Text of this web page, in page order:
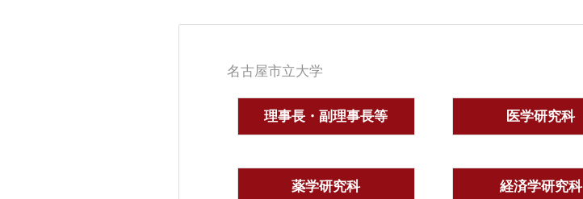
名古屋市立大学
理事長・副理事長等 医学研究科
薬学研究科 経済学研究科